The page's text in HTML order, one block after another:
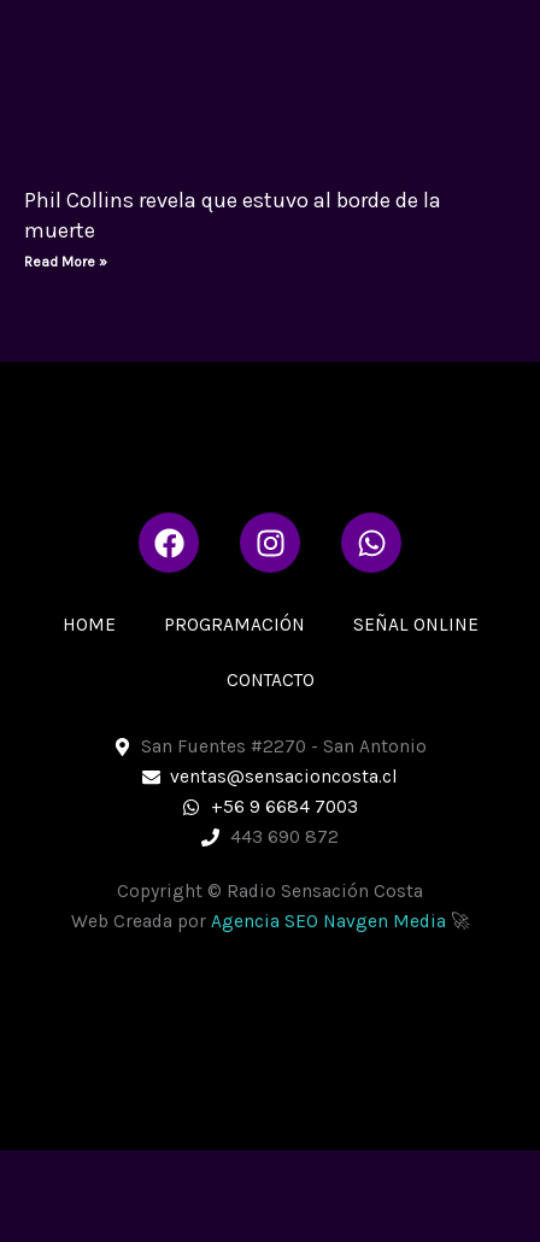
Phil Collins revela que estuvo al borde de la
muerte
Read More »
F
a
e
k
I
n
t
g
a
m
W
h
t
p
HOME PROGRAMACIÓN SEÑAL ONLINE
CONTACTO
San Fuentes #2270 - San Antonio
ventas@sensacioncosta.cl
+56 9 6684 7003
443 690 872
Copyright © Radio Sensación Costa
Web Creada por Agencia SEO Navgen Media 🚀